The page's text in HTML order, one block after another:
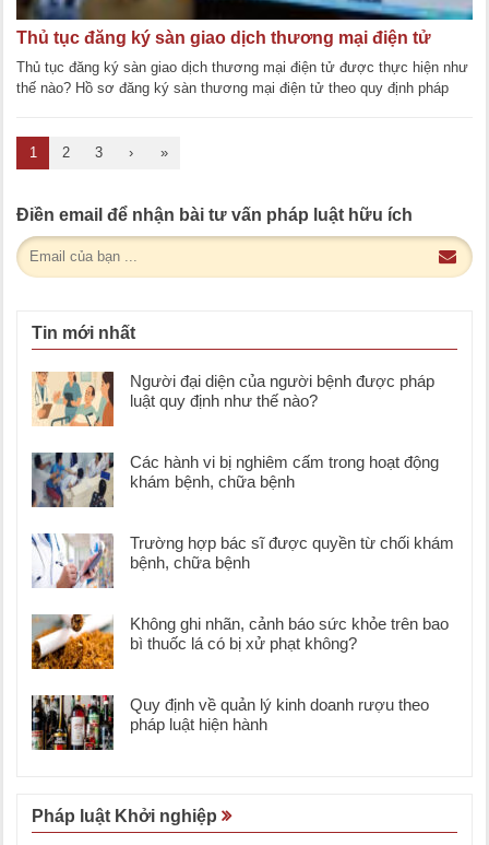
Thủ tục đăng ký sàn giao dịch thương mại điện tử
Thủ tục đăng ký sàn giao dịch thương mại điện tử được thực hiện như
thế nào? Hồ sơ đăng ký sàn thương mại điện tử theo quy định pháp
1 2 3 › »
Điền email để nhận bài tư vấn pháp luật hữu ích
Tin mới nhất
Người đại diện của người bệnh được pháp
luật quy định như thế nào?
Các hành vi bị nghiêm cấm trong hoạt động
khám bệnh, chữa bệnh
Trường hợp bác sĩ được quyền từ chối khám
bệnh, chữa bệnh
Không ghi nhãn, cảnh báo sức khỏe trên bao
bì thuốc lá có bị xử phạt không?
Quy định về quản lý kinh doanh rượu theo
pháp luật hiện hành
Pháp luật Khởi nghiệp